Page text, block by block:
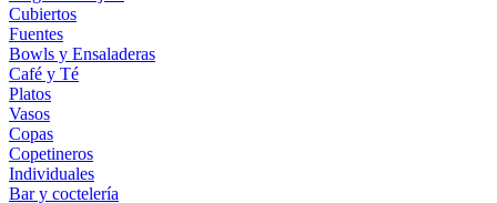
Cubiertos
Fuentes
Bowls y Ensaladeras
Café y Té
Platos
Vasos
Copas
Copetineros
Individuales
Bar y coctelería